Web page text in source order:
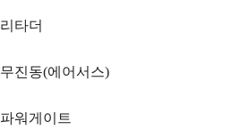
리타더
무진동(에어서스)
파워게이트